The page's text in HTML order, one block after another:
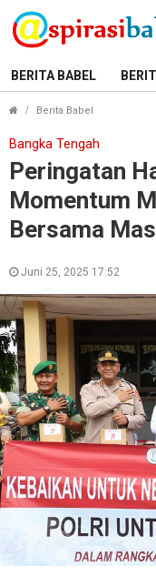
BERITA BABEL
Berita Babel
Bangka Tengah
Peringatan
Momentum
Bersama
Juni 25, 2025 17:52